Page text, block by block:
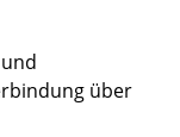
über